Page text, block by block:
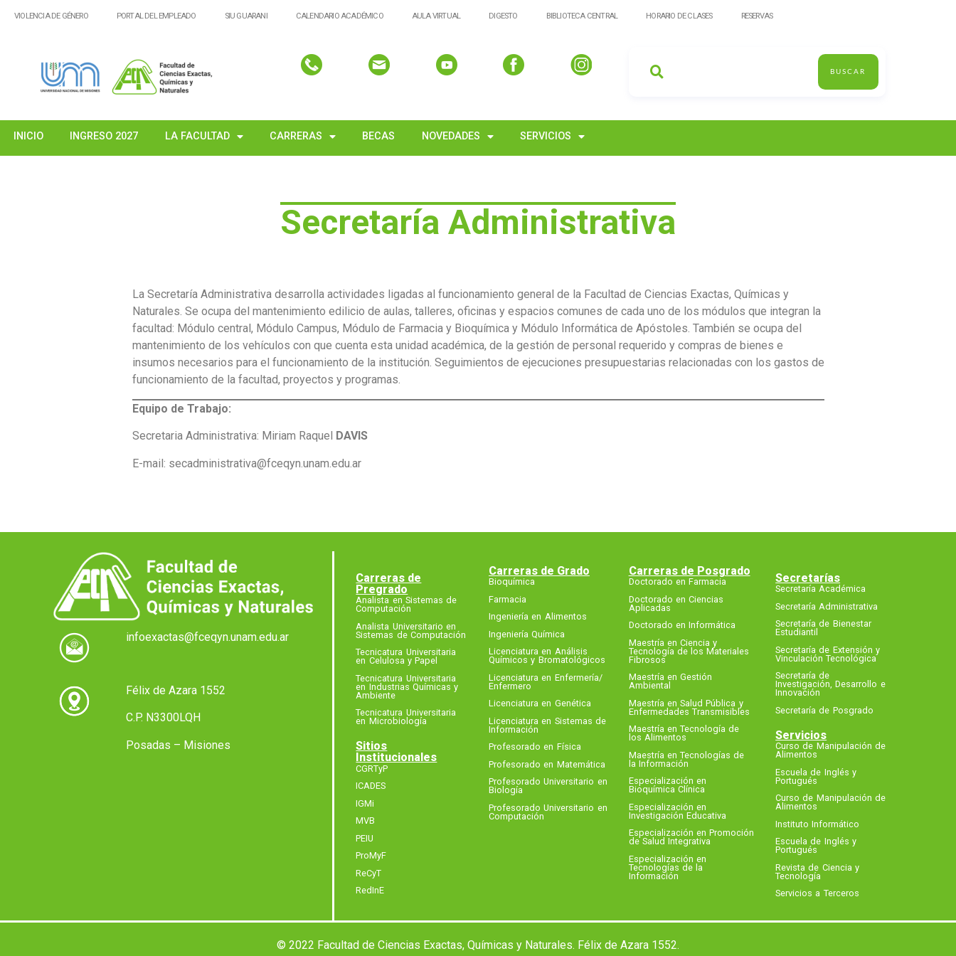
VIOLENCIA DE GÉNERO PORTAL DEL EMPLEADO SIU GUARANI CALENDARIO ACADÉMICO AULA VIRTUAL DIGESTO BIBLIOTECA CENTRAL HORARIO DE CLASES RESERVAS
BUSCAR
INICIO INGRESO 2027 LA FACULTAD CARRERAS BECAS NOVEDADES SERVICIOS
Secretaría Administrativa
La Secretaría Administrativa desarrolla actividades ligadas al funcionamiento general de la Facultad de Ciencias Exactas, Químicas y
Naturales. Se ocupa del mantenimiento edilicio de aulas, talleres, oficinas y espacios comunes de cada uno de los módulos que integran la
facultad: Módulo central, Módulo Campus, Módulo de Farmacia y Bioquímica y Módulo Informática de Apóstoles. También se ocupa del
mantenimiento de los vehículos con que cuenta esta unidad académica, de la gestión de personal requerido y compras de bienes e
insumos necesarios para el funcionamiento de la institución. Seguimientos de ejecuciones presupuestarias relacionadas con los gastos de
funcionamiento de la facultad, proyectos y programas.
Equipo de Trabajo:
Secretaria Administrativa: Miriam Raquel DAVIS
E-mail: secadministrativa@fceqyn.unam.edu.ar
infoexactas@fceqyn.unam.edu.ar
Félix de Azara 1552
C.P. N3300LQH
Posadas – Misiones
Carreras de
Pregrado
Analista en Sistemas de
Computación
Analista Universitario en
Sistemas de Computación
Tecnicatura Universitaria
en Celulosa y Papel
Tecnicatura Universitaria
en Industrias Químicas y
Ambiente
Tecnicatura Universitaria
en Microbiología
Sitios
Institucionales
CGRTyP
ICADES
IGMi
MVB
PEIU
ProMyF
ReCyT
RedInE
Carreras de Grado
Bioquímica
Farmacia
Ingeniería en Alimentos
Ingeniería Química
Licenciatura en Análisis
Químicos y Bromatológicos
Licenciatura en Enfermería​/​
Enfermero
Licenciatura en Genética
Licenciatura en Sistemas de
Información
Profesorado en Física
Profesorado en Matemática
Profesorado Universitario en
Biología
Profesorado Universitario en
Computación
Carreras de Posgrado
Doctorado en Farmacia
Doctorado en Ciencias
Aplicadas
Doctorado en Informática
Maestría en Ciencia y
Tecnología de los Materiales
Fibrosos
Maestría en Gestión
Ambiental
Maestría en Salud Pública y
Enfermedades Transmisibles
Maestría en Tecnología de
los Alimentos
Maestría en Tecnologías de
la Información
Especialización en
Bioquímica Clínica
Especialización en
Investigación Educativa
Especialización en Promoción
de Salud Integrativa
Especialización en
Tecnologías de la
Información
Secretarías
Secretaría Académica
Secretaría Administrativa
Secretaría de Bienestar
Estudiantil
Secretaría de Extensión y
Vinculación Tecnológica
Secretaría de
Investigación, Desarrollo e
Innovación
Secretaría de Posgrado
Servicios
Curso de Manipulación de
Alimentos
Escuela de Inglés y
Portugués
Curso de Manipulación de
Alimentos
Instituto Informático
Escuela de Inglés y
Portugués
Revista de Ciencia y
Tecnología
Servicios a Terceros
© 2022 Facultad de Ciencias Exactas, Químicas y Naturales. Félix de Azara 1552.